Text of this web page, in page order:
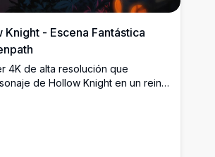
- Escena Fantástica
4K de alta resolución que
de Hollow Knight en un reino